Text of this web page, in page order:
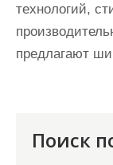
технологий,
предлагают
Поиск